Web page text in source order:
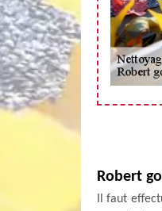
Robert
Il faut